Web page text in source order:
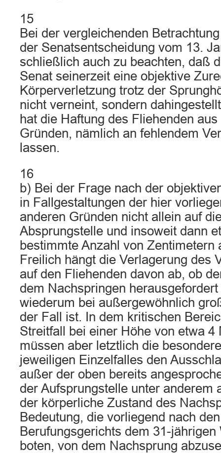
15
Bei der vergleichenden
der Senatsentscheidung vom 13.
schließlich auch zu beachten, daß
Senat seinerzeit eine objektive
Körperverletzung trotz der
nicht verneint, sondern
hat die Haftung des Fliehenden
Gründen, nämlich an fehlendem
lassen.
16
b) Bei der Frage nach der
in Fallgestaltungen der hier
anderen Gründen nicht allein auf
Absprungstelle und insoweit dann
bestimmte Anzahl von Zentimetern
Freilich hängt die Verlagerung des
auf den Fliehenden davon ab, ob
dem Nachspringen
wiederum bei außergewöhnlich
der Fall ist. In dem kritischen
Streitfall bei einer Höhe von etwa 4
müssen aber letztlich die
jeweiligen Einzelfalles den
außer der oben bereits
der Aufsprungstelle unter anderem
der körperliche Zustand des
Bedeutung, die vorliegend nach
Berufungsgerichts dem 31-
boten, von dem Nachsprung